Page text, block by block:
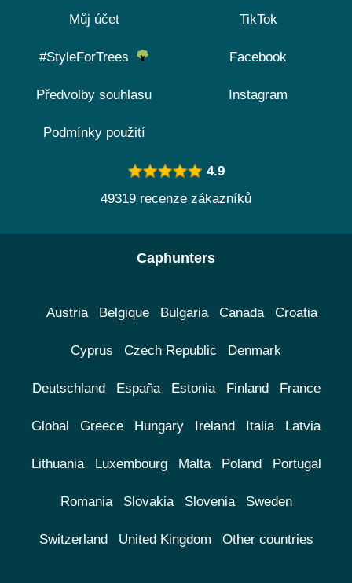
Můj účet
#StyleForTrees
Předvolby souhlasu
Podmínky použití
TikTok
Facebook
Instagram
4.9
49319 recenze zákazníků
Caphunters
Austria Belgique Bulgaria Canada Croatia
Cyprus Czech Republic Denmark
Deutschland España Estonia Finland France
Global Greece Hungary Ireland Italia Latvia
Lithuania Luxembourg Malta Poland Portugal
Romania Slovakia Slovenia Sweden
Switzerland United Kingdom Other countries